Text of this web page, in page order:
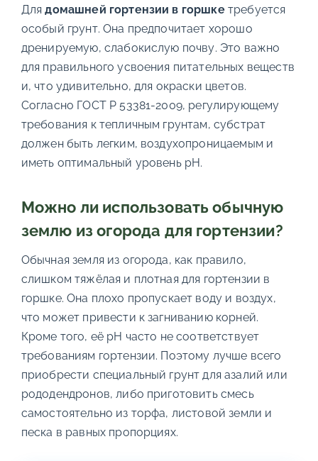
Длядомашней гортензии в горшкетребуется
особый грунт. Она предпочитает хорошо
дренируемую, слабокислую почву. Это важно
для правильного усвоения питательных веществ
и, что удивительно, для окраски цветов.
Согласно ГОСТ Р 53381-2009, регулирующему
требования к тепличным грунтам, субстрат
должен быть легким, воздухопроницаемым и
иметь оптимальный уровень pH.
Можно ли использовать обычную
землю из огорода для гортензии?
Обычная земля из огорода, как правило,
слишком тяжёлая и плотная для гортензии в
горшке. Она плохо пропускает воду и воздух,
что может привести к загниванию корней.
Кроме того, её pH часто не соответствует
требованиям гортензии. Поэтому лучше всего
приобрести специальный грунт для азалий или
рододендронов, либо приготовить смесь
самостоятельно из торфа, листовой земли и
песка в равных пропорциях.